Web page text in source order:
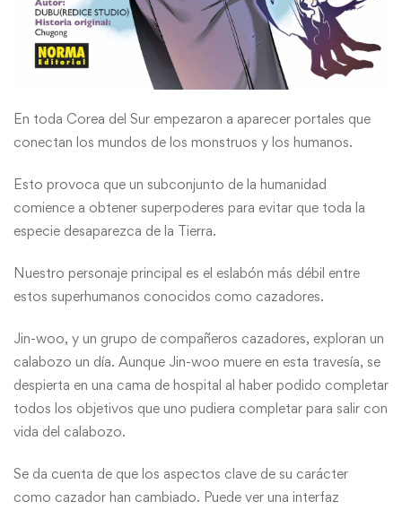
En toda Corea del Sur empezaron a aparecer portales que
conectan los mundos de los monstruos y los humanos.
Esto provoca que un subconjunto de la humanidad
comience a obtener superpoderes para evitar que toda la
especie desaparezca de la Tierra.
Nuestro personaje principal es el eslabón más débil entre
estos superhumanos conocidos como cazadores.
Jin-woo, y un grupo de compañeros cazadores, exploran un
calabozo un día. Aunque Jin-woo muere en esta travesía, se
despierta en una cama de hospital al haber podido completar
todos los objetivos que uno pudiera completar para salir con
vida del calabozo.
Se da cuenta de que los aspectos clave de su carácter
como cazador han cambiado. Puede ver una interfaz